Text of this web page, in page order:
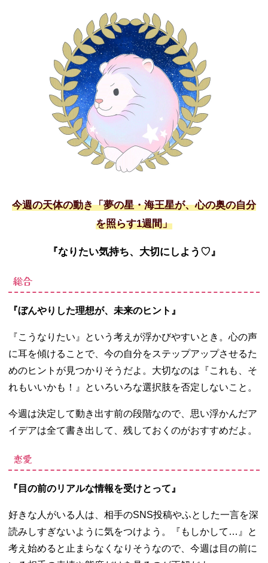
今週の天体の動き「夢の星・海王星が、心の奥の自分
を照らす1週間」
『なりたい気持ち、大切にしよう ♡ 』
総合
『ぼんやりした理想が、未来のヒント』
『こうなりたい』という考えが浮かびやすいとき。心の声
に耳を傾けることで、今の自分をステップアップさせるた
めのヒントが見つかりそうだよ。大切なのは『これも、そ
れもいいかも！』といろいろな選択肢を否定しないこと。
今週は決定して動き出す前の段階なので、思い浮かんだア
イデアは全て書き出して、残しておくのがおすすめだよ。
恋愛
『目の前のリアルな情報を受けとって』
好きな人がいる人は、相手のSNS投稿やふとした一言を深
読みしすぎないように気をつけよう。『もしかして…』と
考え始めると止まらなくなりそうなので、今週は目の前に